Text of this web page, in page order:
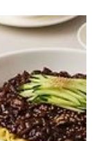
하여 감자, 시래기,
리입니다.이름에
다는 설이 지배
렀기 때문이고,
부분으로 요리를